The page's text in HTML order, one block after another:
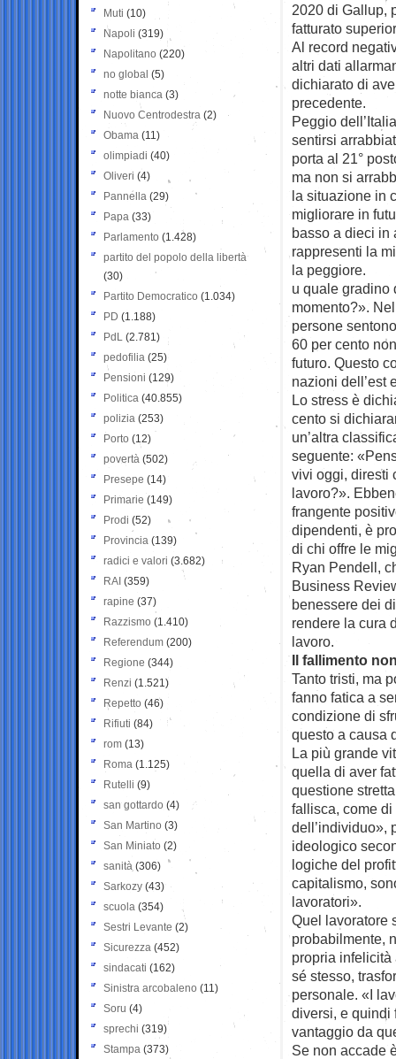
2020 di Gallup,
fatturato
Al record
altri dati
dichiarato di
precedente.
Peggio
sentirsi
porta al 21°
ma non si
la situazione in
migliorare in
basso a dieci in
rappresenti la
la peggiore.
u quale gradino
momento?».
persone
60 per cento
futuro. Questo
nazioni dell’est
Lo stress è
cento si
un’altra
seguente:
vivi oggi, diresti
lavoro?».
frangente
dipendenti, è
di chi offre le
Ryan Pendell,
Business
benessere dei
rendere la cura
lavoro.
Il fallimento
Tanto tristi, ma
fanno fatica a
condizione di
questo a causa
La più grande
quella di aver
questione
fallisca, come
dell’individuo»,
ideologico
logiche del
capitalismo,
lavoratori».
Quel lavoratore
probabilmente,
propria
sé stesso,
personale. «I
diversi, e quindi
vantaggio da
Se non accade
Muti (10)
Napoli (319)
Napolitano (220)
no global (5)
notte bianca (3)
Nuovo Centrodestra (2)
Obama (11)
olimpiadi (40)
Oliveri (4)
Pannella (29)
Papa (33)
Parlamento (1.428)
partito del popolo della libertà
(30)
Partito Democratico (1.034)
PD (1.188)
PdL (2.781)
pedofilia (25)
Pensioni (129)
Politica (40.855)
polizia (253)
Porto (12)
povertà (502)
Presepe (14)
Primarie (149)
Prodi (52)
Provincia (139)
radici e valori (3.682)
RAI (359)
rapine (37)
Razzismo (1.410)
Referendum (200)
Regione (344)
Renzi (1.521)
Repetto (46)
Rifiuti (84)
rom (13)
Roma (1.125)
Rutelli (9)
san gottardo (4)
San Martino (3)
San Miniato (2)
sanità (306)
Sarkozy (43)
scuola (354)
Sestri Levante (2)
Sicurezza (452)
sindacati (162)
Sinistra arcobaleno (11)
Soru (4)
sprechi (319)
Stampa (373)